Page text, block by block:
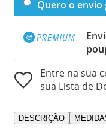
Quero o envio
Entre na sua
sua Lista de
DESCRIÇÃO